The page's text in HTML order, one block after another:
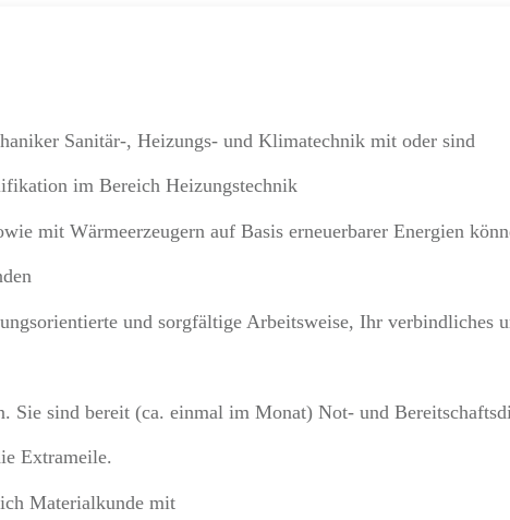
Sanitär-, Heizungs- und Klimatechnik mit oder sind
im Bereich Heizungstechnik
mit Wärmeerzeugern auf Basis erneuerbarer Energien
und sorgfältige Arbeitsweise, Ihr verbindliches
Sie sind bereit (ca. einmal im Monat) Not- und
Extrameile.
Materialkunde mit